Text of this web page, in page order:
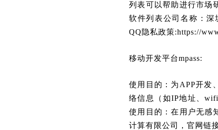
列表可以帮助进行市场
软件列表公司名称：
QQ隐私政策:https://
移动开发平台mpass:
使用目的：为APP开发
络信息（如IP地址、
使用目的：在用户无感
计算有限公司，官网链